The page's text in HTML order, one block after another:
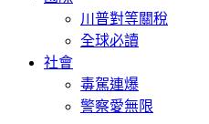
川普對等關稅
全球必讀
社會
毒駕連爆
警察愛無限